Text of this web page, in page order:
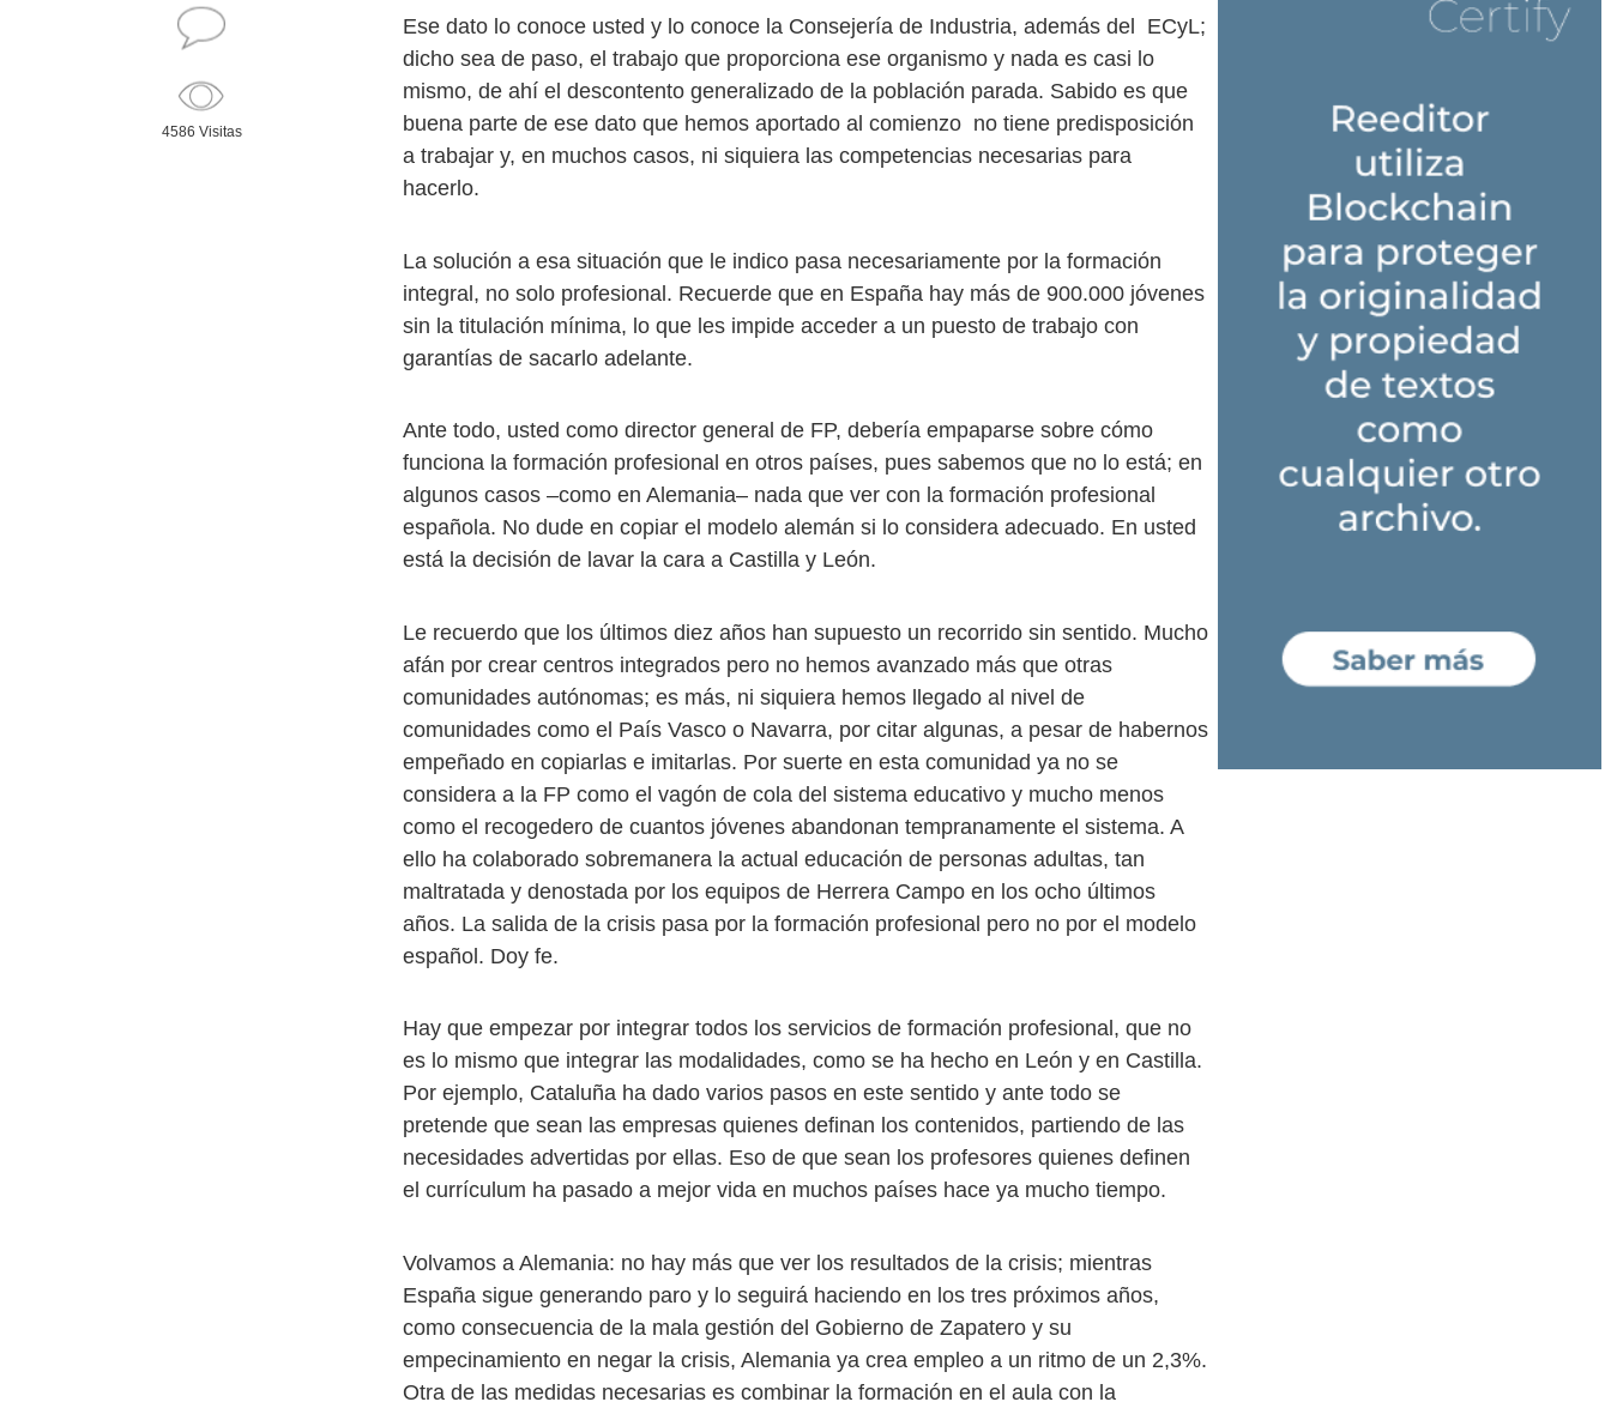
4586 Visitas
Ese dato lo conoce usted y lo conoce la Consejería de Industria, además del ECyL;
dicho sea de paso, el trabajo que proporciona ese organismo y nada es casi lo
mismo, de ahí el descontento generalizado de la población parada. Sabido es que
buena parte de ese dato que hemos aportado al comienzo no tiene predisposición
a trabajar y, en muchos casos, ni siquiera las competencias necesarias para
hacerlo.
La solución a esa situación que le indico pasa necesariamente por la formación
integral, no solo profesional. Recuerde que en España hay más de 900.000 jóvenes
sin la titulación mínima, lo que les impide acceder a un puesto de trabajo con
garantías de sacarlo adelante.
Ante todo, usted como director general de FP, debería empaparse sobre cómo
funciona la formación profesional en otros países, pues sabemos que no lo está; en
algunos casos –como en Alemania– nada que ver con la formación profesional
española. No dude en copiar el modelo alemán si lo considera adecuado. En usted
está la decisión de lavar la cara a Castilla y León.
Le recuerdo que los últimos diez años han supuesto un recorrido sin sentido. Mucho
afán por crear centros integrados pero no hemos avanzado más que otras
comunidades autónomas; es más, ni siquiera hemos llegado al nivel de
comunidades como el País Vasco o Navarra, por citar algunas, a pesar de habernos
empeñado en copiarlas e imitarlas. Por suerte en esta comunidad ya no se
considera a la FP como el vagón de cola del sistema educativo y mucho menos
como el recogedero de cuantos jóvenes abandonan tempranamente el sistema. A
ello ha colaborado sobremanera la actual educación de personas adultas, tan
maltratada y denostada por los equipos de Herrera Campo en los ocho últimos
años. La salida de la crisis pasa por la formación profesional pero no por el modelo
español. Doy fe.
Hay que empezar por integrar todos los servicios de formación profesional, que no
es lo mismo que integrar las modalidades, como se ha hecho en León y en Castilla.
Por ejemplo, Cataluña ha dado varios pasos en este sentido y ante todo se
pretende que sean las empresas quienes definan los contenidos, partiendo de las
necesidades advertidas por ellas. Eso de que sean los profesores quienes definen
el currículum ha pasado a mejor vida en muchos países hace ya mucho tiempo.
Volvamos a Alemania: no hay más que ver los resultados de la crisis; mientras
España sigue generando paro y lo seguirá haciendo en los tres próximos años,
como consecuencia de la mala gestión del Gobierno de Zapatero y su
empecinamiento en negar la crisis, Alemania ya crea empleo a un ritmo de un 2,3%.
Otra de las medidas necesarias es combinar la formación en el aula con la